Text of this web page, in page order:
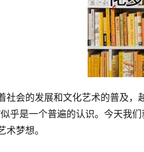
社会的发展和文化艺术的普及，
似乎是一个普遍的认识。今天我
术梦想。